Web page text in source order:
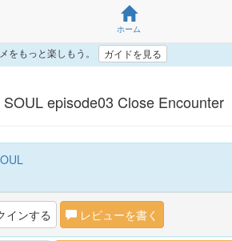
ホーム
をもっと楽しもう。 ガイドを見る
episode03 Close Encounter
インする レビューを書く